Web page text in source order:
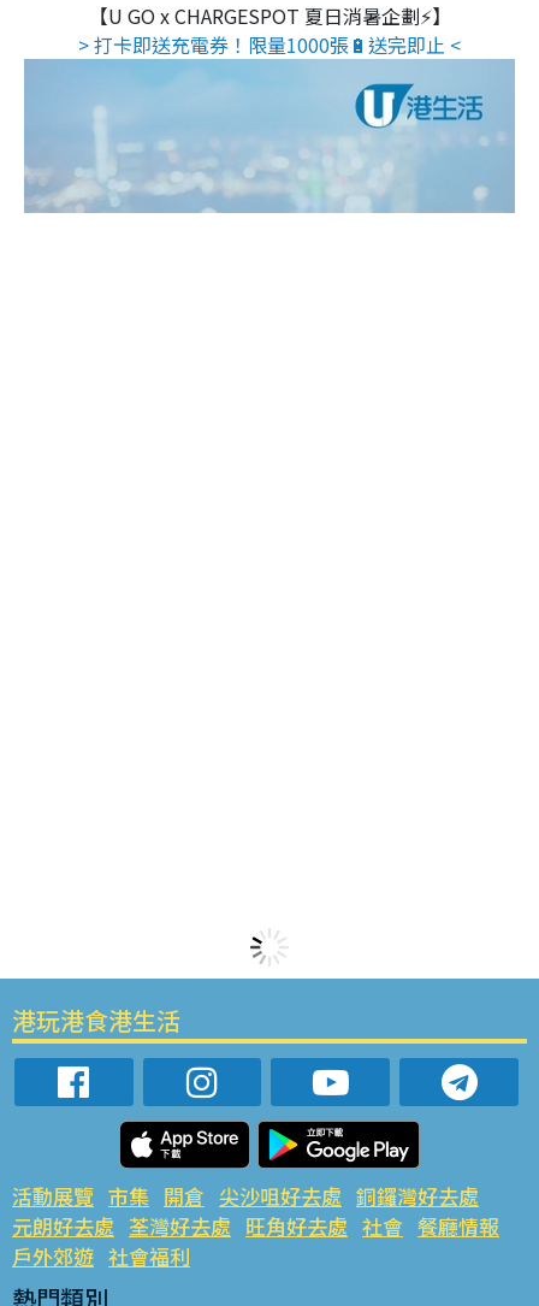
【U GO x CHARGESPOT 夏日消暑企劃⚡】
> 打卡即送充電券！限量1000張🔋送完即止 <
港玩港食港生活
活動展覽 市集 開倉 尖沙咀好去處 銅鑼灣好去處
元朗好去處 荃灣好去處 旺角好去處 社會 餐廳情報
戶外郊遊 社會福利
熱門類別